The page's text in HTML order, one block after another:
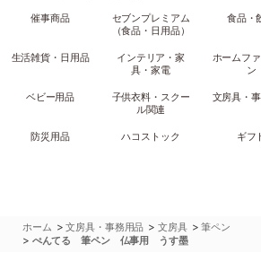
催事商品
セブンプレミアム
（食品・日用品）
食品・
生活雑貨・日用品
インテリア・家
具・家電
ホームフ
ン
ベビー用品
子供衣料・スクー
ル関連
文房具・
防災用品 ハコストック ギフ
ホーム >文房具・事務用品 >文房具 >筆ペン
> ぺんてる 筆ペン 仏事用 うす墨